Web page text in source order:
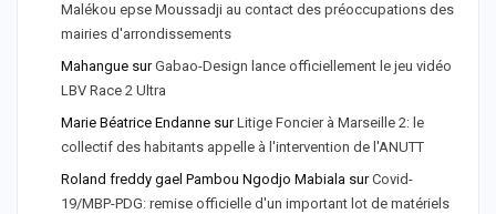
Malékou epse Moussadji au contact des préoccupations des
mairies d'arrondissements
Mahangue surGabao-Design lance officiellement le jeu vidéo
LBV Race 2 Ultra
Marie Béatrice Endanne surLitige Foncier à Marseille 2: le
collectif des habitants appelle à l'intervention de l'ANUTT
Roland freddy gael Pambou Ngodjo Mabiala surCovid-
19/MBP-PDG: remise officielle d'un important lot de matériels